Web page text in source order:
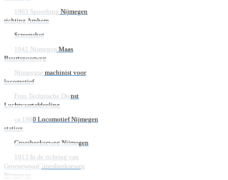
1903 Spoorbrug Nijmegen
richting Arnhem
Screenshot
1942 Nijmegen Maas
Buurtspoorweg
Nijmeegse machinist voor
locomotief
Foto Technische Dienst
Luchtvaartafdeeling
ca 1960 Locomotief Nijmegen
station
Groesbeekseweg Nijmegen
1913 In de richting van
Groenewoud Groesbeekseweg
Nijmegen